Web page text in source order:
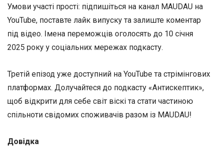
Умови участі прості: підпишіться на канал MAUDAU на
YouTube, поставте лайк випуску та залиште коментар
під відео. Імена переможців оголосять до 10 січня
2025 року у соціальних мережах подкасту.
Третій епізод уже доступний на YouTube та стрімінгових
платформах. Долучайтеся до подкасту «Антискептик»,
щоб відкрити для себе світ віскі та стати частиною
спільноти свідомих споживачів разом із MAUDAU!
Довідка